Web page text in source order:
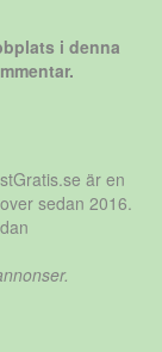
i denna
är en
sedan 2016.